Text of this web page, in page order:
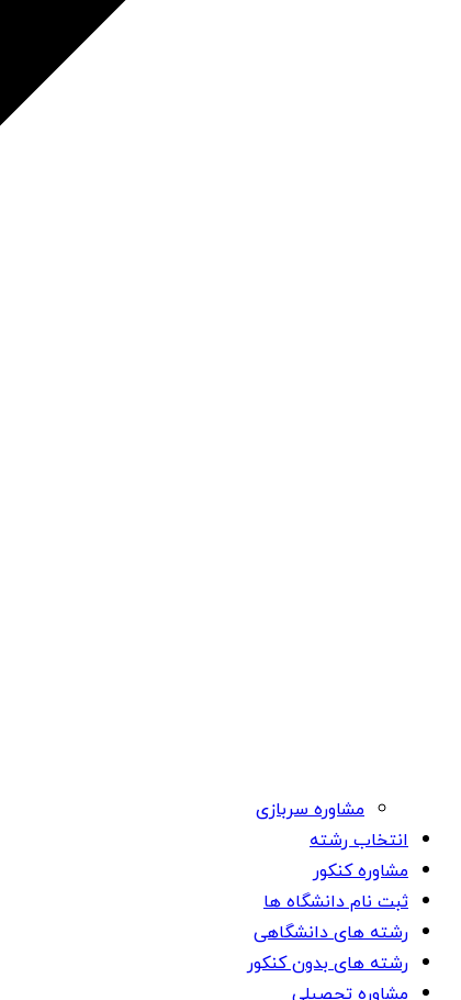
مشاوره سربازی
انتخاب رشته
مشاوره کنکور
ثبت نام دانشگاه ها
رشته های دانشگاهی
رشته های بدون کنکور
مشاوره تحصیلی